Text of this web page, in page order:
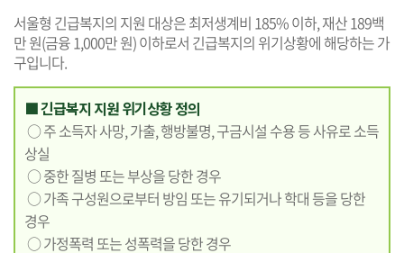
서울형 긴급복지의 지원 대상은 최저생계비 185% 이하, 재산 189백
만 원(금융 1,000만 원) 이하로서 긴급복지의 위기상황에 해당하는 가
구입니다.
■ 긴급복지 지원 위기상황 정의
○ 주 소득자 사망, 가출, 행방불명, 구금시설 수용 등 사유로 소득
상실
○ 중한 질병 또는 부상을 당한 경우
○ 가족 구성원으로부터 방임 또는 유기되거나 학대 등을 당한
경우
○ 가정폭력 또는 성폭력을 당한 경우